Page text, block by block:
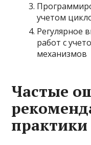
учетом
Регулярное
работ с
механизмов
Частые
практики